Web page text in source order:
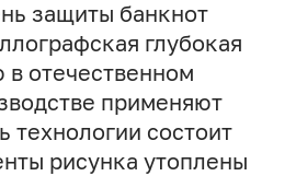
защиты банкнот
глубокая
в отечественном
применяют
технологии состоит
рисунка утоплены